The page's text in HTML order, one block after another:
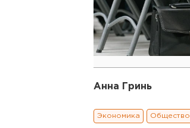
Анна Гринь
Экономика Общество